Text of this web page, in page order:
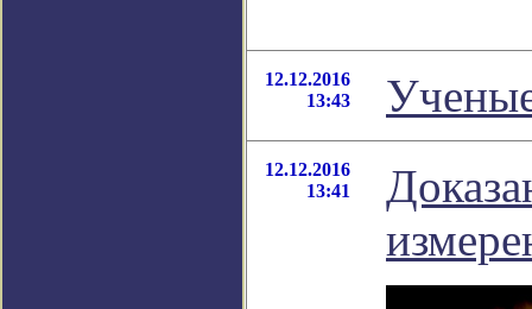
12.12.2016
13:43
12.12.2016
13:41